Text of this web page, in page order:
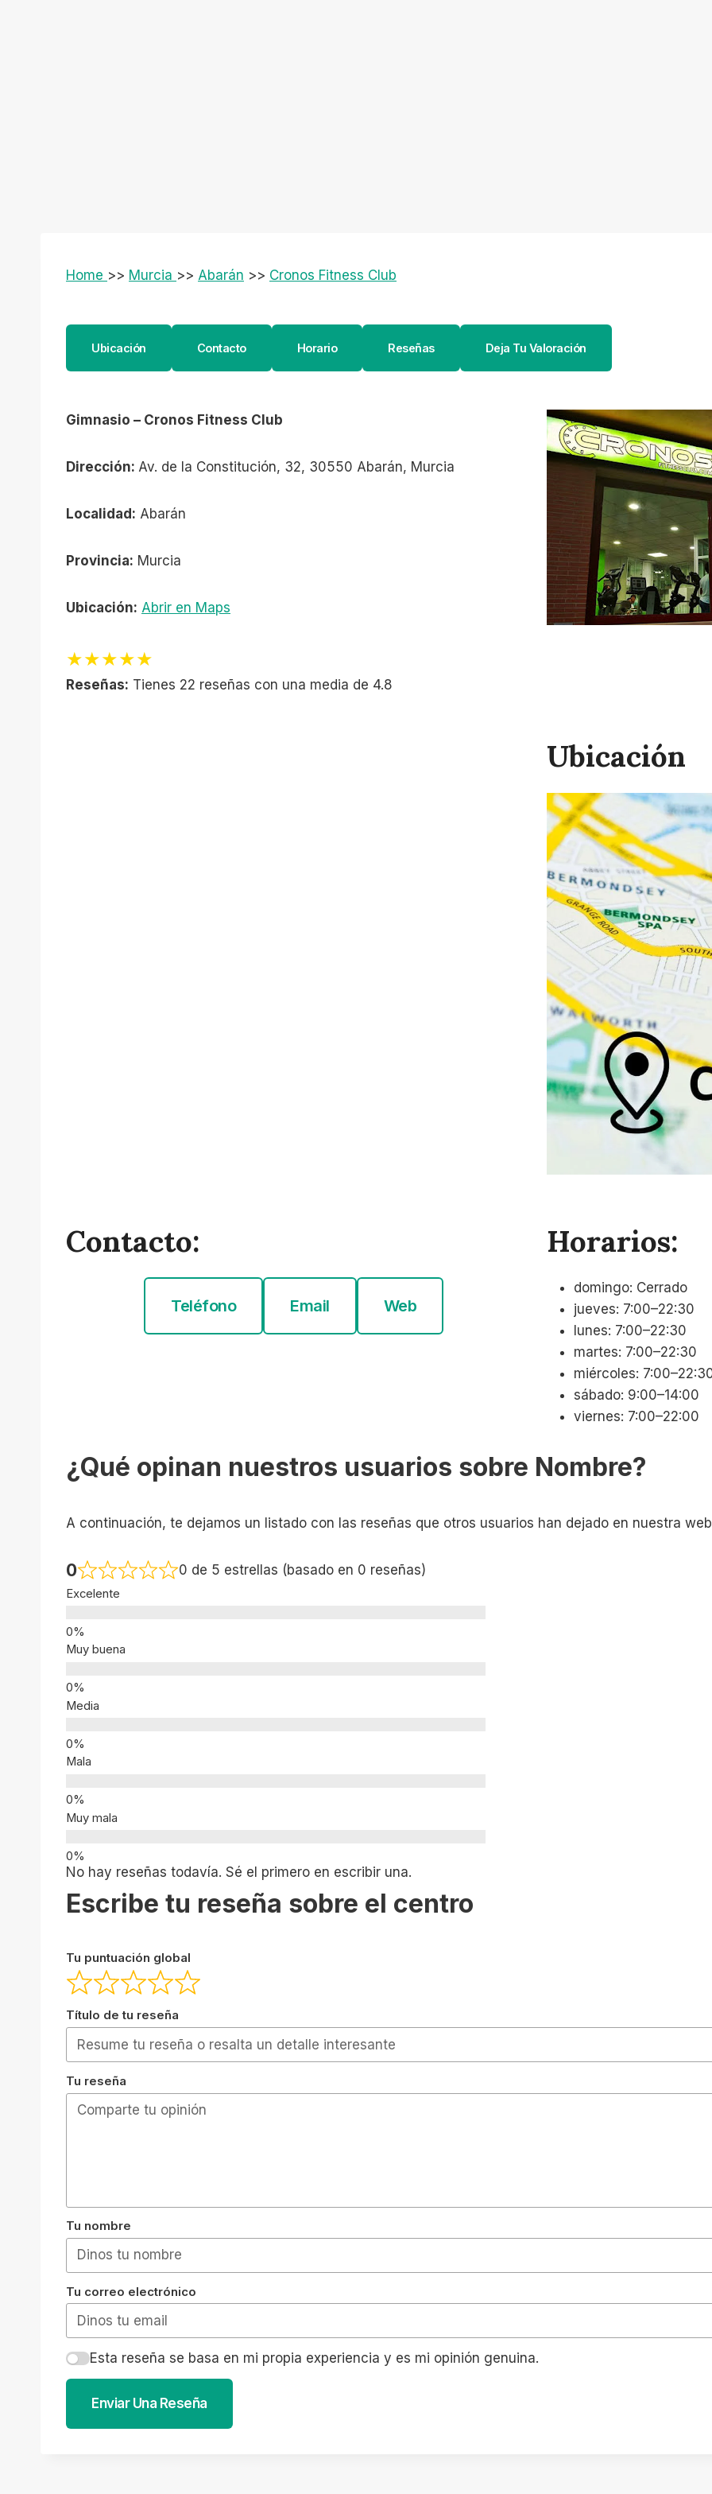
Home >> Murcia >> Abarán >> Cronos Fitness Club
Ubicación Contacto Horario Reseñas Deja Tu Valoración
Gimnasio – Cronos Fitness Club
Dirección: Av. de la Constitución, 32, 30550 Abarán, Murcia
Localidad: Abarán
Provincia: Murcia
Ubicación: Abrir en Maps
★★★★★
Reseñas: Tienes 22 reseñas con una media de 4.8
Ubicación
Contacto:
Teléfono Email Web
Horarios:
domingo: Cerrado
jueves: 7:00–22:30
lunes: 7:00–22:30
martes: 7:00–22:30
miércoles:
sábado: 9:00–14:00
viernes: 7:00–22:00
¿Qué opinan nuestros usuarios sobre Nombre?
A continuación, te dejamos un listado con las reseñas que otros usuarios han dejado en nuestra
0 0 de 5 estrellas (basado en 0 reseñas)
Excelente
Muy buena
Media
Mala
Muy mala
No hay reseñas todavía. Sé el primero en escribir una.
Escribe tu reseña sobre el centro
Tu puntuación global
Título de tu reseña
Tu reseña
Tu nombre
Tu correo electrónico
Esta reseña se basa en mi propia experiencia y es mi opinión genuina.
Enviar Una Reseña